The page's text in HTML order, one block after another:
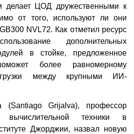
делает ЦОД дружественными к
от того, используют ли они
NVL72. Как отметил ресурс
дополнительных
в стойке, предложенное
более равномерному
между крупными ИИ-
(Santiago Grijalva), профессор
вычислительной техники в
Джорджии, назвал новую